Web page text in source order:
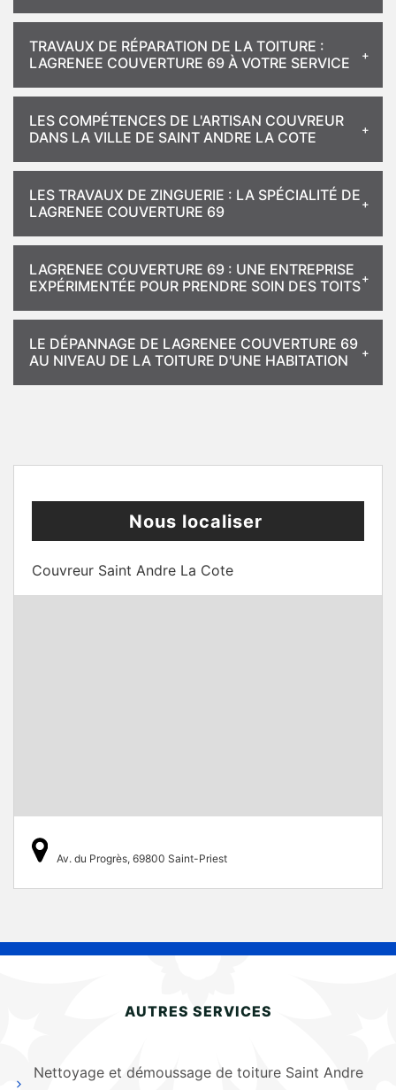
TRAVAUX DE RÉPARATION DE LA TOITURE :
LAGRENEE COUVERTURE 69 À VOTRE SERVICE
LES COMPÉTENCES DE L'ARTISAN COUVREUR
DANS LA VILLE DE SAINT ANDRE LA COTE
LES TRAVAUX DE ZINGUERIE : LA SPÉCIALITÉ DE
LAGRENEE COUVERTURE 69
LAGRENEE COUVERTURE 69 : UNE ENTREPRISE
EXPÉRIMENTÉE POUR PRENDRE SOIN DES TOITS
LE DÉPANNAGE DE LAGRENEE COUVERTURE 69
AU NIVEAU DE LA TOITURE D'UNE HABITATION
Nous localiser
Couvreur Saint Andre La Cote
Av. du Progrès, 69800 Saint-Priest
AUTRES SERVICES
Nettoyage et démoussage de toiture Saint Andre